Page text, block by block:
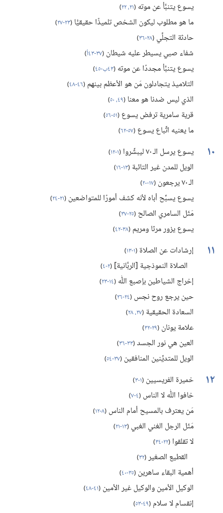
يسوع يتنبَّأ عن موته (‏٢١،‏ ٢٢ )‏
ما هو مطلوب ليكون الشخص تلميذًا حقيقيًّا (‏٢٣-‏٢٧ )‏
حادثة التجلِّي (‏٢٨-‏٣٦ )‏
شفاء صبي يسيطر عليه شيطان (‏٣٧-‏٤٣أ )‏
يسوع يتنبَّأ مجددًا عن موته (‏٤٣ب-‏٤٥ )‏
التلاميذ يتجادلون مَن هو الأعظم بينهم (‏٤٦-‏٤٨ )‏
الذي ليس ضدنا هو معنا (‏٤٩،‏ ٥٠ )‏
قرية سامرية ترفض يسوع (‏٥١-‏٥٦ )‏
ما يعنيه اتِّباع يسوع (‏٥٧-‏٦٢ )‏
١٠ يسوع يرسل الـ‍ ٧٠ ليبشِّروا (‏١-‏١٢ )‏
الويل للمدن غير التائبة (‏١٣-‏١٦ )‏
الـ‍ ٧٠ يرجعون (‏١٧-‏٢٠ )‏
يسوع يسبِّح أباه لأنه كشف أمورًا للمتواضعين (‏٢١-‏٢٤ )‏
مَثَل السامري الصالح (‏٢٥-‏٣٧ )‏
يسوع يزور مرثا ومريم (‏٣٨-‏٤٢ )‏
١١ إرشادات عن الصلاة (‏١-‏١٣ )‏
الصلاة النموذجية [الربَّانية] (‏٢-‏٤ )‏
إخراج الشياطين بإصبع اللّٰه (‏١٤-‏٢٣ )‏
حين يرجع روح نجس (‏٢٤-‏٢٦ )‏
السعادة الحقيقية (‏٢٧،‏ ٢٨ )‏
علامة يونان (‏٢٩-‏٣٢ )‏
العين هي نور الجسد(‏٣٣-‏٣٦ )‏
الويل للمتديِّنين المنافقين (‏٣٧-‏٥٤ )‏
١٢ خميرة الفريسيين (‏١-‏٣ )‏
خافوا اللّٰه لا الناس (‏٤-‏٧ )‏
مَن يعترف بالمسيح أمام الناس (‏٨-‏١٢ )‏
مَثَل الرجل الغني الغبي (‏١٣-‏٢١ )‏
لا تقلقوا (‏٢٢-‏٣٤ )‏
القطيع الصغير(‏٣٢)‏
أهمية البقاء ساهرين (‏٣٥-‏٤٠ )‏
الوكيل الأمين والوكيل غير الأمين (‏٤١-‏٤٨ )‏
إنقسام لا سلام (‏٤٩-‏٥٣ )‏